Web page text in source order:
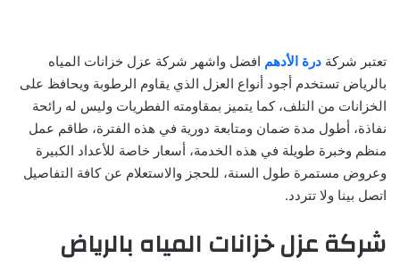
تعتبر شركة درة الأدهم افضل واشهر شركة عزل خزانات المياه
بالرياض تستخدم أجود أنواع العزل الذي يقاوم الرطوبة ويحافظ على
الخزانات من التلف، كما يتميز بمقاومته الفطريات وليس له رائحة
نفاذة، أطول مدة ضمان ومتابعة دورية في هذه الفترة، طاقم عمل
منظم وخبرة طويلة في هذه الخدمة، أسعار خاصة للأعداد الكبيرة
وعروض مستمرة طول السنة، للحجز والاستعلام عن كافة التفاصيل
اتصل بينا ولا تتردد.
شركة عزل خزانات المياه بالرياض